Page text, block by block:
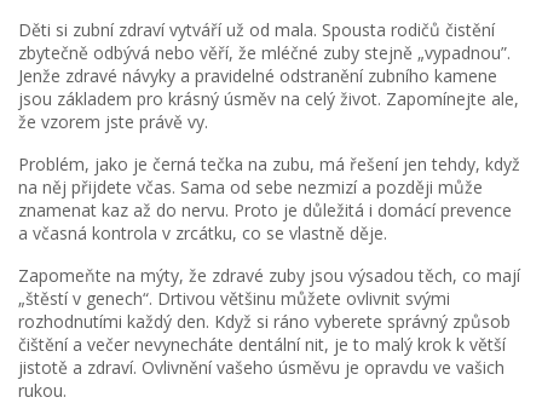
Děti si zubní zdraví vytváří už od mala. Spousta rodičů čistění
zbytečně odbývá nebo věří, že mléčné zuby stejně „vypadnou”.
Jenže zdravé návyky a pravidelné odstranění zubního kamene
jsou základem pro krásný úsměv na celý život. Zapomínejte ale,
že vzorem jste právě vy.
Problém, jako je černá tečka na zubu, má řešení jen tehdy, když
na něj přijdete včas. Sama od sebe nezmizí a později může
znamenat kaz až do nervu. Proto je důležitá i domácí prevence
a včasná kontrola v zrcátku, co se vlastně děje.
Zapomeňte na mýty, že zdravé zuby jsou výsadou těch, co mají
„štěstí v genech“. Drtivou většinu můžete ovlivnit svými
rozhodnutími každý den. Když si ráno vyberete správný způsob
čištění a večer nevynecháte dentální nit, je to malý krok k větší
jistotě a zdraví. Ovlivnění vašeho úsměvu je opravdu ve vašich
rukou.